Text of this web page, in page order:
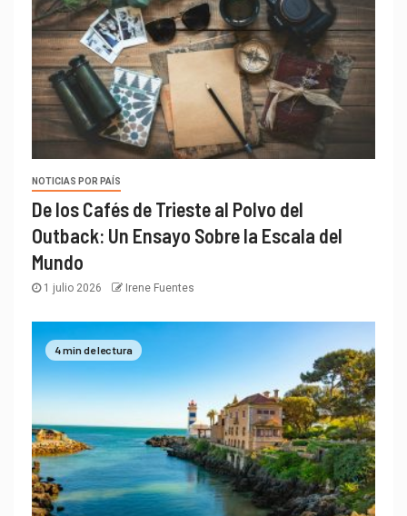
NOTICIAS POR PAÍS
De los Cafés de Trieste al Polvo del
Outback: Un Ensayo Sobre la Escala del
Mundo
1 julio 2026 Irene Fuentes
4 min de lectura